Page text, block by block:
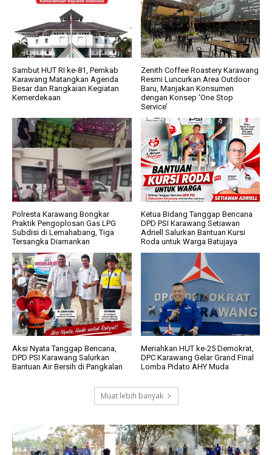
Sambut HUT RI ke-81, Pemkab
Karawang Matangkan Agenda
Besar dan Rangkaian Kegiatan
Kemerdekaan
Zenith Coffee Roastery Karawang
Resmi Luncurkan Area Outdoor
Baru, Manjakan Konsumen
dengan Konsep ‘One Stop
Service’
Polresta Karawang Bongkar
Praktik Pengoplosan Gas LPG
Subdisi di Lemahabang, Tiga
Tersangka Diamankan
Ketua Bidang Tanggap Bencana
DPD PSI Karawang Setiawan
Adriell Salurkan Bantuan Kursi
Roda untuk Warga Batujaya
Aksi Nyata Tanggap Bencana,
DPD PSI Karawang Salurkan
Bantuan Air Bersih di Pangkalan
Meriahkan HUT ke-25 Demokrat,
DPC Karawang Gelar Grand Final
Lomba Pidato AHY Muda
Muat lebih banyak